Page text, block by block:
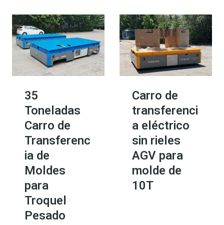
35
Toneladas
Carro de
Transferenc
ia de
Moldes
para
Troquel
Pesado
Carro de
transferenci
a eléctrico
sin rieles
AGV para
molde de
10T